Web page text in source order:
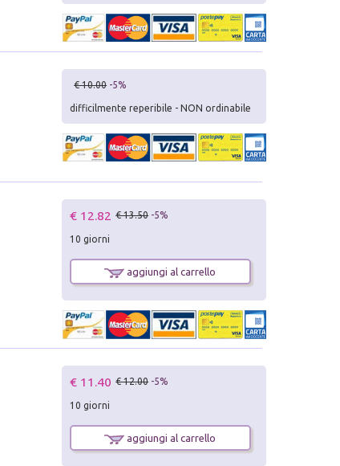
€ 10.00 -5%
difficilmente reperibile - NON ordinabile
€ 12.82 € 13.50 -5%
10 giorni
aggiungi al carrello
€ 11.40 € 12.00 -5%
10 giorni
aggiungi al carrello